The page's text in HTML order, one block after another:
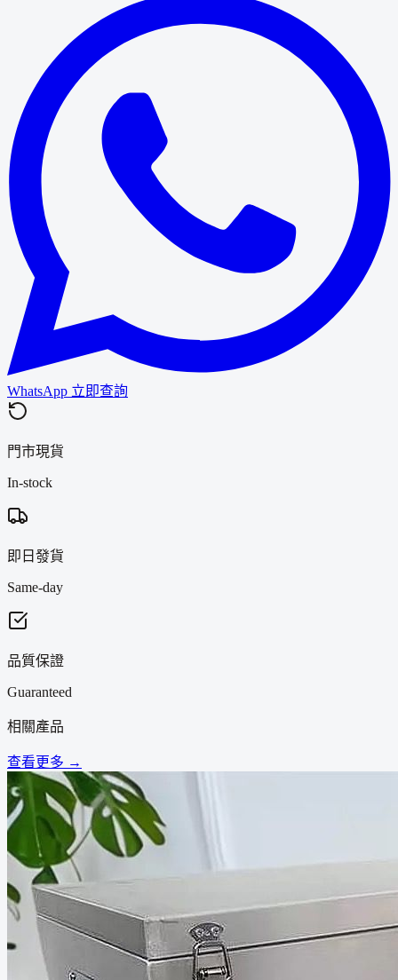
WhatsApp 立即查詢
門市現貨
In-stock
即日發貨
Same-day
品質保證
Guaranteed
相關產品
查看更多 →